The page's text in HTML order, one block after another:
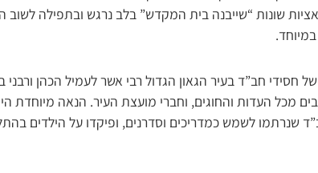
שונות “שייבנה בית המקדש” בלב נרגש ובתפילה
חב”ד בעיר הגאון הגדול רבי אשר לעמיל הכהן ורבני
מכל העדות והחוגים, וחברי מועצת העיר. הנאה מיוחדת
שנרתמו לשמש כמדריכים וסדרנים, ופיקדו על הילדים